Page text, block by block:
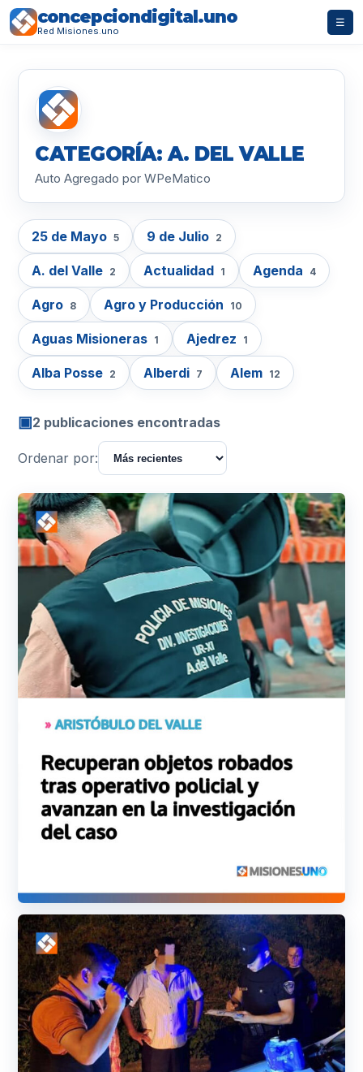
concepciondigital.uno
Red Misiones.uno
☰
CATEGORÍA: A. DEL VALLE
Auto Agregado por WPeMatico
25 de Mayo 5 9 de Julio 2
A. del Valle 2 Actualidad 1 Agenda 4
Agro 8 Agro y Producción 10
Aguas Misioneras 1 Ajedrez 1
Alba Posse 2 Alberdi 7 Alem 12
▣2 publicaciones encontradas
Ordenar por: